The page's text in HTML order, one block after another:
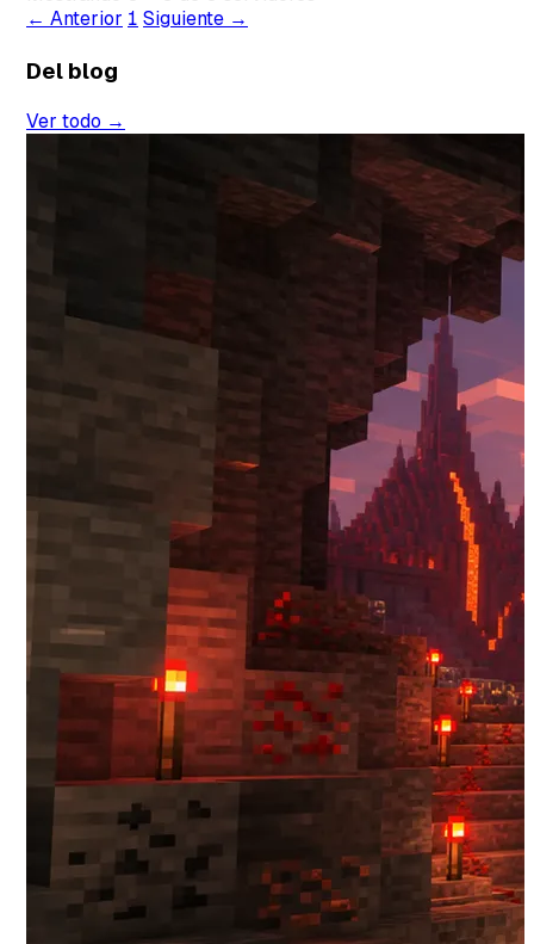
← Anterior 1 Siguiente →
Del blog
Ver todo →